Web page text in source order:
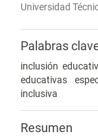
Universidad
Palabras
inclusión
educativas
inclusiva
Resumen